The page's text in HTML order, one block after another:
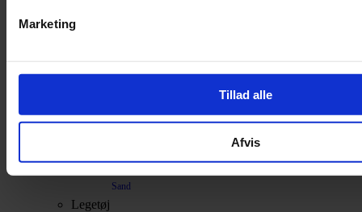
Marketing
Tillad alle
Afvis
Bark
Spelt
Vat
Sand
Legetøj